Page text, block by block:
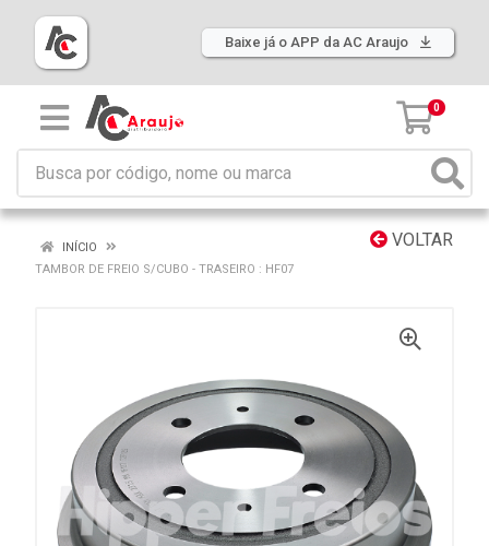
Baixe já o APP da AC Araujo
0
VOLTAR
INÍCIO
TAMBOR DE FREIO S/CUBO - TRASEIRO : HF07